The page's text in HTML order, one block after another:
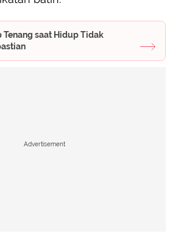
Tenang saat Hidup Tidak
Advertisement